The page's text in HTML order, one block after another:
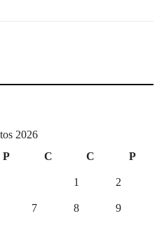
2026
P C C P
1 2
7 8 9